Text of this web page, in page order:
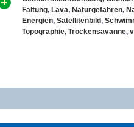
Faltung, Lava, Naturgefahren,
Energien, Satellitenbild,
Topographie, Trockensavanne,